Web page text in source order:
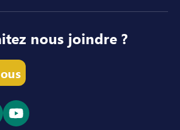
nous joindre ?
dans un nouvel onglet
lien dans un nouvel onglet
le lien dans un nouvel
Ouvrir le lien dans un